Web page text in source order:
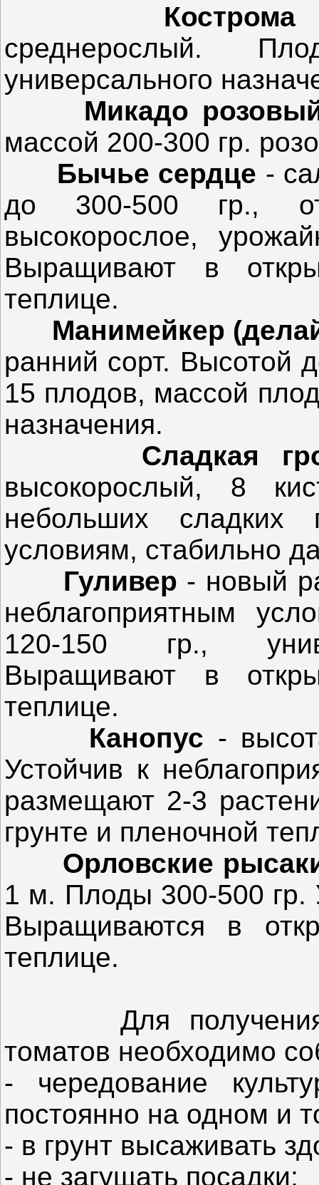
среднерослый.
универсального
Микадо
массой 200-300 гр.
Бычье сердце -
до 300-500 гр.,
высокорослое,
Выращивают в
теплице.
Манимейкер
ранний сорт. Высотой
15 плодов, массой
назначения.
Сладкая
высокорослый, 8
небольших сладких
условиям, стабильно
Гуливер - новый
неблагоприятным
120-150 гр.,
Выращивают в
теплице.
Канопус -
Устойчив к
размещают 2-3
грунте и пленочной
Орловские
1 м. Плоды 300-500 гр.
Выращиваются в
теплице.
Для получения
томатов необходимо
- чередование
постоянно на одном и
- в грунт высаживать
- не загущать посадки;